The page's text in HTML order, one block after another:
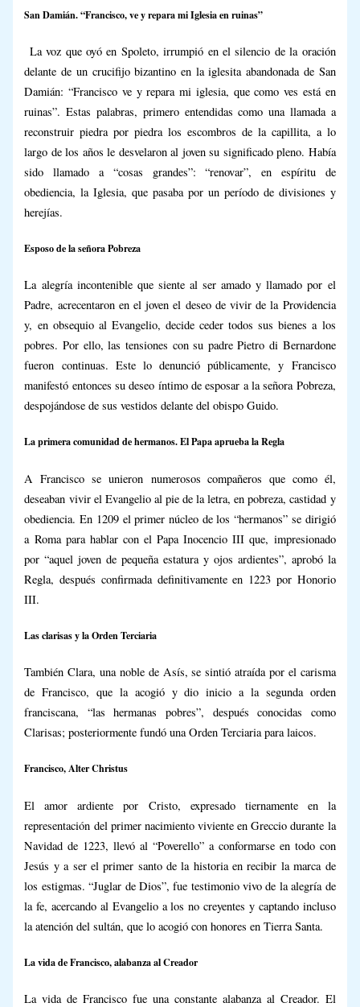
San Damián. “Francisco, ve y repara mi Iglesia en ruinas”
La voz que oyó en Spoleto, irrumpió en el silencio de la oración
delante de un crucifijo bizantino en la iglesita abandonada de San
Damián: “Francisco ve y repara mi iglesia, que como ves está en
ruinas”. Estas palabras, primero entendidas como una llamada a
reconstruir piedra por piedra los escombros de la capillita, a lo
largo de los años le desvelaron al joven su significado pleno. Había
sido llamado a “cosas grandes”: “renovar”, en espíritu de
obediencia, la Iglesia, que pasaba por un período de divisiones y
herejías.
Esposo de la señora Pobreza
La alegría incontenible que siente al ser amado y llamado por el
Padre, acrecentaron en el joven el deseo de vivir de la Providencia
y, en obsequio al Evangelio, decide ceder todos sus bienes a los
pobres. Por ello, las tensiones con su padre Pietro di Bernardone
fueron continuas. Este lo denunció públicamente, y Francisco
manifestó entonces su deseo íntimo de esposar a la señora Pobreza,
despojándose de sus vestidos delante del obispo Guido.
La primera comunidad de hermanos. El Papa aprueba la Regla
A Francisco se unieron numerosos compañeros que como él,
deseaban vivir el Evangelio al pie de la letra, en pobreza, castidad y
obediencia. En 1209 el primer núcleo de los “hermanos” se dirigió
a Roma para hablar con el Papa Inocencio III que, impresionado
por “aquel joven de pequeña estatura y ojos ardientes”, aprobó la
Regla, después confirmada definitivamente en 1223 por Honorio
III.
Las clarisas y la Orden Terciaria
También Clara, una noble de Asís, se sintió atraída por el carisma
de Francisco, que la acogió y dio inicio a la segunda orden
franciscana, “las hermanas pobres”, después conocidas como
Clarisas; posteriormente fundó una Orden Terciaria para laicos.
Francisco, Alter Christus
El amor ardiente por Cristo, expresado tiernamente en la
representación del primer nacimiento viviente en Greccio durante la
Navidad de 1223, llevó al “Poverello” a conformarse en todo con
Jesús y a ser el primer santo de la historia en recibir la marca de
los estigmas. “Juglar de Dios”, fue testimonio vivo de la alegría de
la fe, acercando al Evangelio a los no creyentes y captando incluso
la atención del sultán, que lo acogió con honores en Tierra Santa.
La vida de Francisco, alabanza al Creador
La vida de Francisco fue una constante alabanza al Creador. El